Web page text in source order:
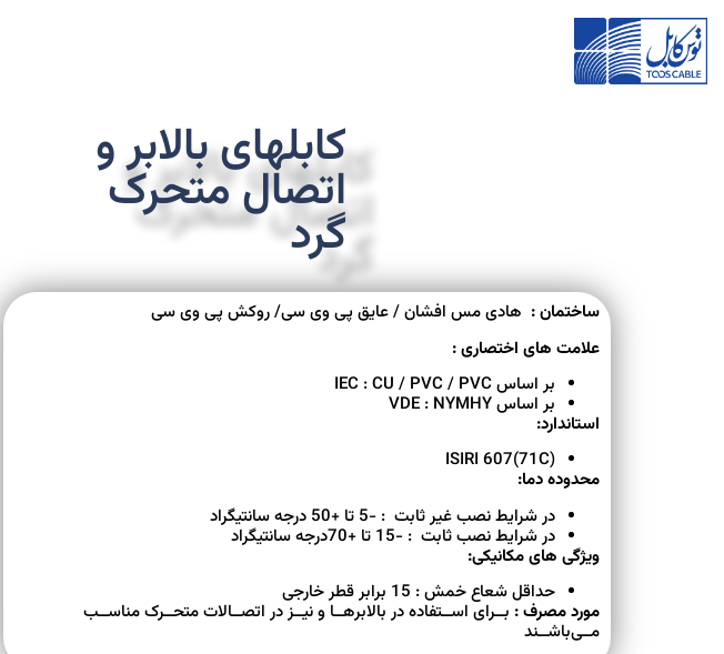
کابلهای بالابر و
اتصال متحرک
گرد
ساختمان : هادی مس افشان / عایق پی وی سی/ روکش پی وی سی
علامت های اختصاری :
بر اساس IEC : CU / PVC / PVC
بر اساس VDE : NYMHY
استاندارد:
ISIRI 607(71C)
محدوده دما:
در شرایط نصب غیر ثابت : -5 تا +50 درجه سانتیگراد
در شرایط نصب ثابت : -15 تا +70درجه سانتیگراد
ویژگی های مکانیکی:
حداقل شعاع خمش : 15 برابر قطر خارجی
مورد مصرف : بــرای اســتفاده در بالابرهــا و نیــز در اتصــالات متحــرک مناســب
مــی‌باشــند